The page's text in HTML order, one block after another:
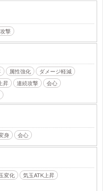
撃
属性強化
ダメージ軽減
昇 連続攻撃
会心
身 会心
変化
気玉ATK上昇